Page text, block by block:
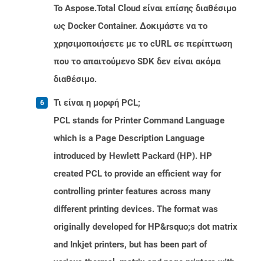
Το Aspose.Total Cloud είναι επίσης διαθέσιμο
ως Docker Container. Δοκιμάστε να το
χρησιμοποιήσετε με το cURL σε περίπτωση
που το απαιτούμενο SDK δεν είναι ακόμα
διαθέσιμο.
Τι είναι η μορφή PCL;
PCL stands for Printer Command Language
which is a Page Description Language
introduced by Hewlett Packard (HP). HP
created PCL to provide an efficient way for
controlling printer features across many
different printing devices. The format was
originally developed for HP&rsquo;s dot matrix
and Inkjet printers, but has been part of